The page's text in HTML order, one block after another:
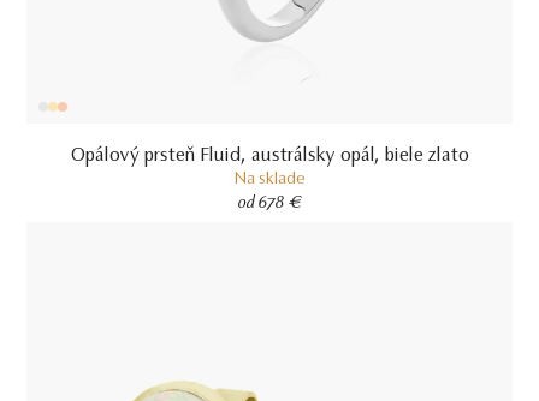
Opálový prsteň Fluid, austrálsky opál, biele zlato
Na sklade
od 678 €